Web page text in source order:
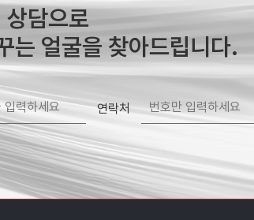
상담으로
는 얼굴을 찾아드립니다.
연락처